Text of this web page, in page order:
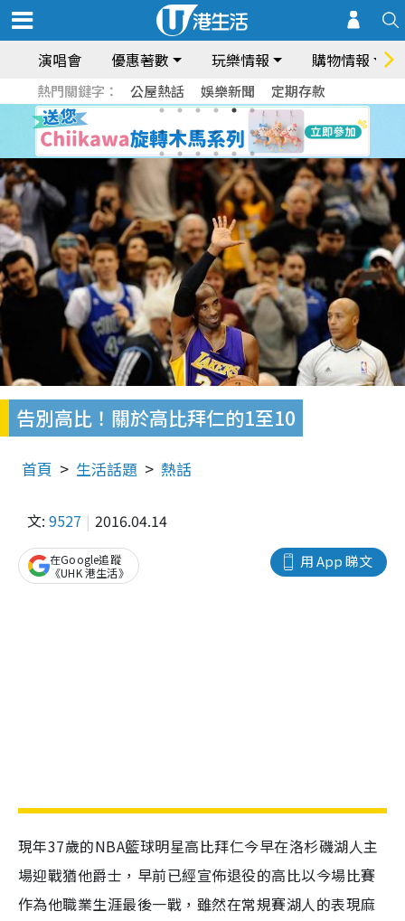
演唱會 優惠著數 玩樂情報 購物情報
熱門關鍵字： 公屋熱話 娛樂新聞 定期存款
告別高比！關於高比拜仁的1至10
首頁 生活話題 熱話
文: 9527 2016.04.14
用 App 睇文
在Google追蹤
《UHK 港生活》
現年37歲的NBA籃球明星高比拜仁今早在洛杉磯湖人主
場迎戰猶他爵士，早前已經宣佈退役的高比以今場比賽
作為他職業生涯最後一戰，雖然在常規賽湖人的表現麻